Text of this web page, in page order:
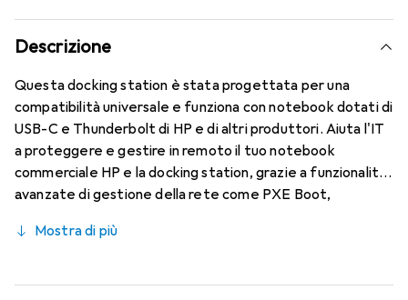
Descrizione
Questa docking station è stata progettata per una
compatibilità universale e funziona con notebook dotati di
USB-C e Thunderbolt di HP e di altri produttori. Aiuta l'IT
a proteggere e gestire in remoto il tuo notebook
commerciale HP e la docking station, grazie a funzionalità
avanzate di gestione della rete come PXE Boot,
indirizzi MAC in tutti gli stati di prestazione.
Mostra di più